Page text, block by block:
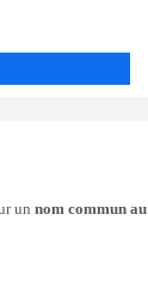
un nom commun au